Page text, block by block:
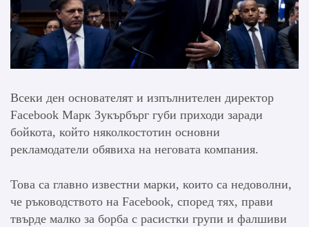
Всеки ден основателят и изпълнителен директор
Facebook Марк Зукърбърг губи приходи заради
бойкота, който няколкостотин основни
рекламодатели обявиха на неговата компания.
Това са главно известни марки, които са недоволни,
че ръководството на Facebook, според тях, прави
твърде малко за борба с расистки групи и фалшиви